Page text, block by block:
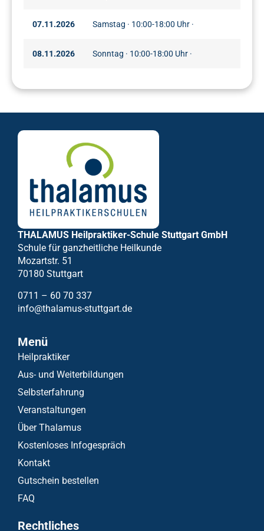
07.11.2026 Samstag · 10:00-18:00 Uhr ·
08.11.2026 Sonntag · 10:00-18:00 Uhr ·
THALAMUS Heilpraktiker-Schule Stuttgart GmbH
Schule für ganzheitliche Heilkunde
Mozartstr. 51
70180 Stuttgart
0711 – 60 70 337
info@thalamus-stuttgart.de
Menü
Heilpraktiker
Aus- und Weiterbildungen
Selbsterfahrung
Veranstaltungen
Über Thalamus
Kostenloses Infogespräch
Kontakt
Gutschein bestellen
FAQ
Rechtliches